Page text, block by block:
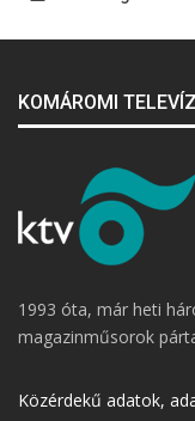
KOMÁROMI
1993 óta, már heti
magazinműsorok
Közérdekű adatok,